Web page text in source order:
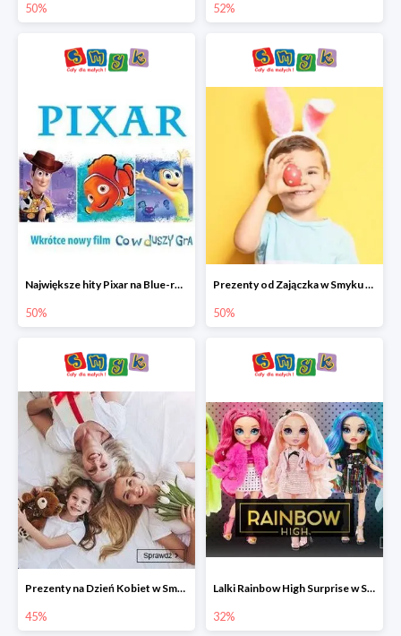
50% 52%
Największe hity Pixar na Blue-rey i DVD w Smyku - drugi film -50%
50%
Prezenty od Zajączka w Smyku do -50%
50%
Prezenty na Dzień Kobiet w Smyku do -45%
45%
Lalki Rainbow High Surprise w Smyku do -35%
32%